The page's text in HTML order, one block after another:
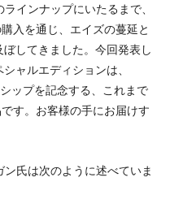
インナップにいたるまで、
入を通じ、エイズの蔓延と
してきました。今回発表し
ャルエディションは、
ップを記念する、これまで
す。お客様の手にお届けす
氏は次のように述べていま